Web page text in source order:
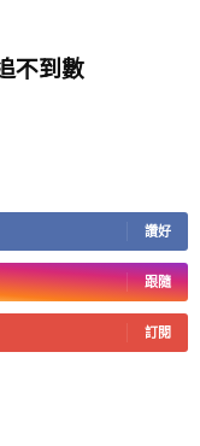
不到數
讚好
跟隨
訂閱